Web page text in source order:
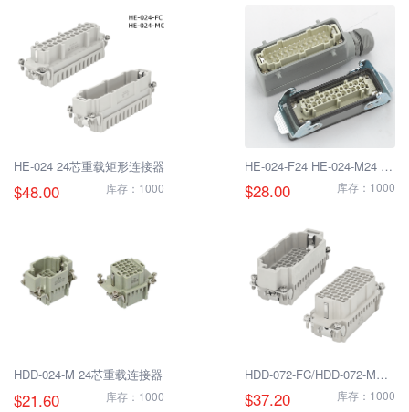
HE-024 24芯重载矩形连接器
$48.00 库存：1000
HE-024-F24 HE-024-M24 24
芯重载矩形公/母连接器
$28.00 库存：1000
HDD-024-M 24芯重载连接器
$21.60 库存：1000
HDD-072-FC/HDD-072-MC
重载连接器
$37.20 库存：1000